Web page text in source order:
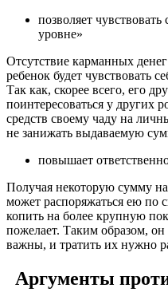
позволяет чувствовать
уровне»
Отсутствие карманных
ребенок будет чувствовать
Так как, скорее всего, его
поинтересоваться у других
средств своему чаду на
не занижать выдаваемую
повышает
Получая некоторую сумму
может распоряжаться ею по
копить на более крупную
пожелает. Таким образом,
важны, и тратить их нужно
Аргументы